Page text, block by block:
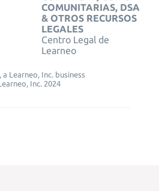
COMUNITARIAS, DSA
& OTROS RECURSOS
LEGALES
Centro Legal de
Learneo
Learneo, Inc. business
Inc. 2024